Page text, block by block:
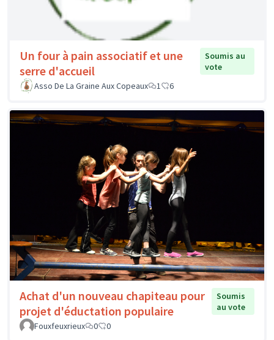
Un four à pain associatif et une
serre d'accueil
Soumis au
vote
Asso De La Graine Aux Copeaux
1 6
Achat d'un nouveau chapiteau pour
projet d'éductation populaire
Soumis
au vote
Fouxfeuxrieux
0 0